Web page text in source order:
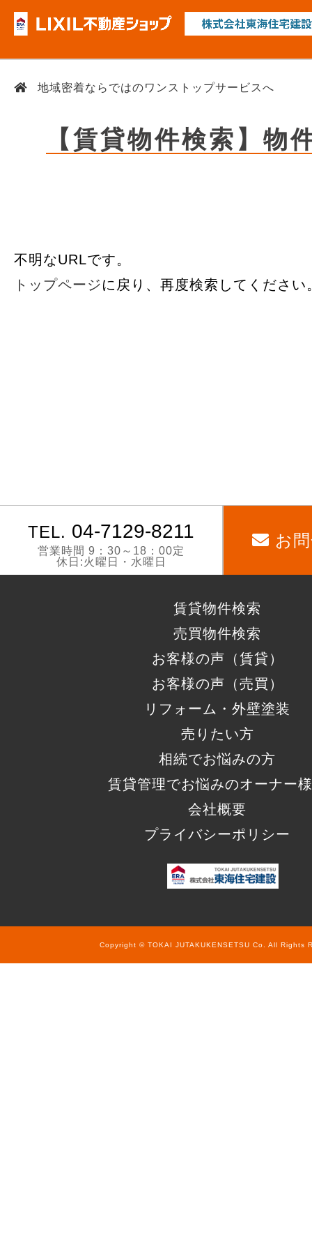
地域密着ならではのワンストップサービスへ
【賃貸物件検索】物
不明なURLです。
トップページに戻り、再度検索してください
TEL. 04-7129-8211
営業時間 9：30～18：00定
休日:火曜日・水曜日
お
賃貸物件検索
売買物件検索
お客様の声（賃貸）
お客様の声（売買）
リフォーム・外壁塗装
売りたい方
相続でお悩みの方
賃貸管理でお悩みのオーナー
会社概要
プライバシーポリシー
Copyright © TOKAI JUTAKUKENSETSU Co. All Rights